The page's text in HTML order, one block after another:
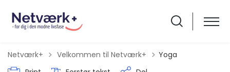
Netværk+ Tilbage til
Velkommen til Netværk+
Yoga